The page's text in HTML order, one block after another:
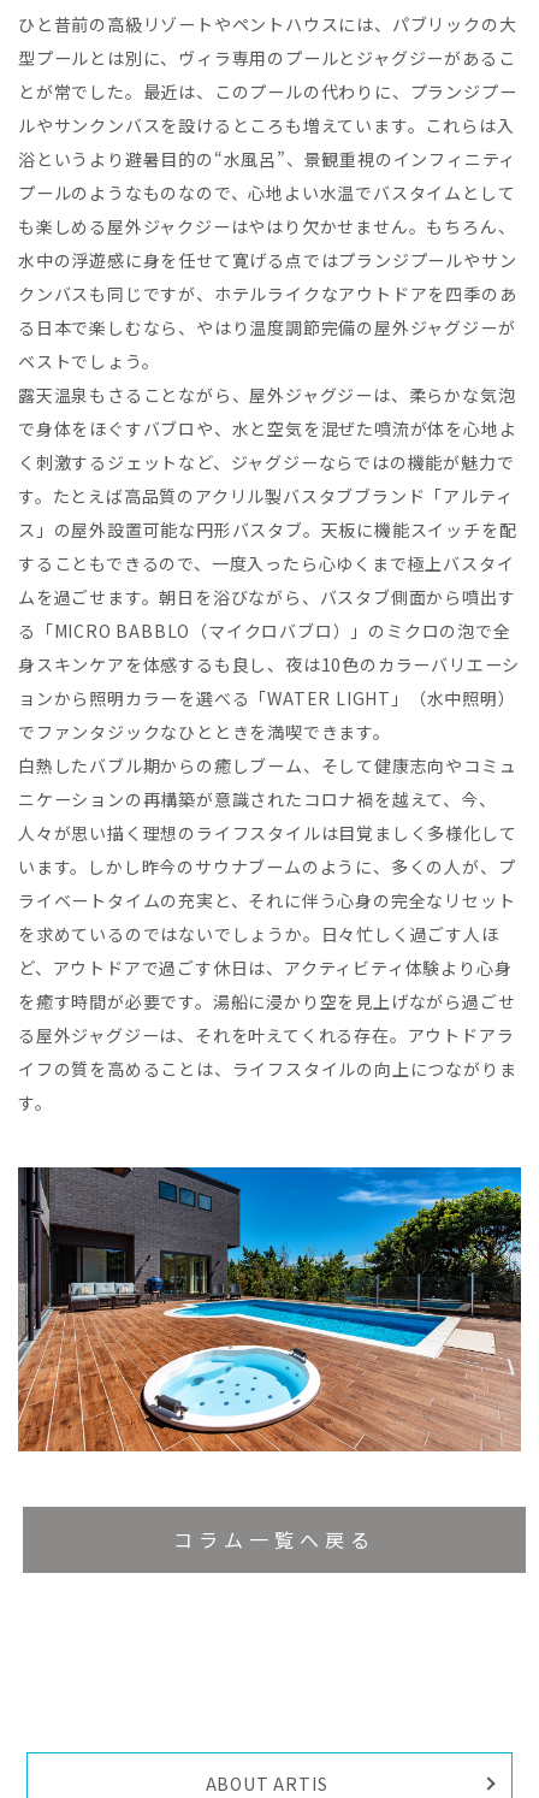
ひと昔前の高級リゾートやペントハウスには、パブリックの大
型プールとは別に、ヴィラ専用のプールとジャグジーがあるこ
とが常でした。最近は、このプールの代わりに、プランジプー
ルやサンクンバスを設けるところも増えています。これらは入
浴というより避暑目的の“水風呂”、景観重視のインフィニティ
プールのようなものなので、心地よい水温でバスタイムとして
も楽しめる屋外ジャクジーはやはり欠かせません。もちろん、
水中の浮遊感に身を任せて寛げる点ではプランジプールやサン
クンバスも同じですが、ホテルライクなアウトドアを四季のあ
る日本で楽しむなら、やはり温度調節完備の屋外ジャグジーが
ベストでしょう。
露天温泉もさることながら、屋外ジャグジーは、柔らかな気泡
で身体をほぐすバブロや、水と空気を混ぜた噴流が体を心地よ
く刺激するジェットなど、ジャグジーならではの機能が魅力で
す。たとえば高品質のアクリル製バスタブブランド「アルティ
ス」の屋外設置可能な円形バスタブ。天板に機能スイッチを配
することもできるので、一度入ったら心ゆくまで極上バスタイ
ムを過ごせます。朝日を浴びながら、バスタブ側面から噴出す
る「MICRO BABBLO（マイクロバブロ）」のミクロの泡で全
身スキンケアを体感するも良し、夜は10色のカラーバリエーシ
ョンから照明カラーを選べる「WATER LIGHT」（水中照明）
でファンタジックなひとときを満喫できます。
白熱したバブル期からの癒しブーム、そして健康志向やコミュ
ニケーションの再構築が意識されたコロナ禍を越えて、今、
人々が思い描く理想のライフスタイルは目覚ましく多様化して
います。しかし昨今のサウナブームのように、多くの人が、プ
ライベートタイムの充実と、それに伴う心身の完全なリセット
を求めているのではないでしょうか。日々忙しく過ごす人ほ
ど、アウトドアで過ごす休日は、アクティビティ体験より心身
を癒す時間が必要です。湯船に浸かり空を見上げながら過ごせ
る屋外ジャグジーは、それを叶えてくれる存在。アウトドアラ
イフの質を高めることは、ライフスタイルの向上につながりま
す。
コラム一覧へ戻る
ABOUT ARTIS